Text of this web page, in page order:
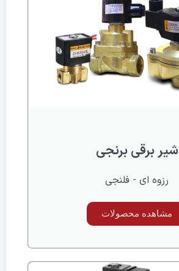
شیر برقی برنجی
رزوه ای - فلنجی
مشاهده محصولات